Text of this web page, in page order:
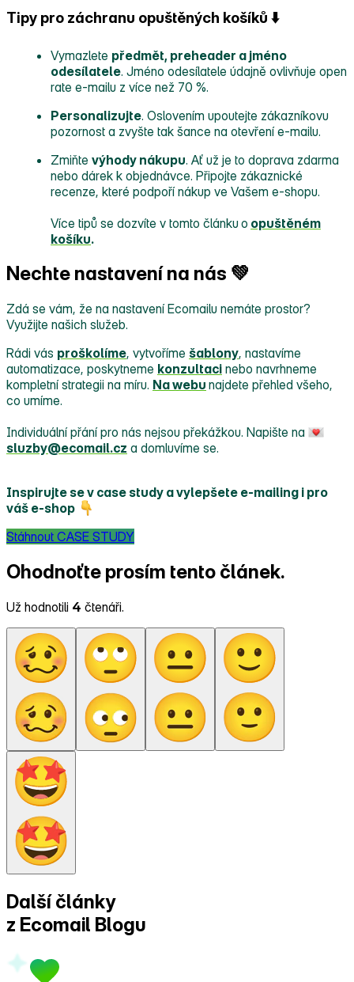
Tipy pro záchranu opuštěných košíků ⬇️
Vymazlete předmět, preheader a jméno
odesílatele. Jméno odesílatele údajně ovlivňuje open
rate e‑mailu z více než 70 %.
Personalizujte. Oslovením upoutejte zákazníkovu
pozornost a zvyšte tak šance na otevření e‑mailu.
Zmiňte výhody nákupu. Ať už je to doprava zdarma
nebo dárek k objednávce. Připojte zákaznické
recenze, které podpoří nákup ve Vašem e‑shopu.
Více tipů se dozvíte v tomto článku o opuštěném
košíku.
Nechte nastavení na nás 💚
Zdá se vám, že na nastavení Ecomailu nemáte prostor?
Využijte našich služeb.
Rádi vás proškolíme, vytvoříme šablony, nastavíme
automatizace, poskytneme konzultaci nebo navrhneme
kompletní strategii na míru. Na webu najdete přehled všeho,
co umíme.
Individuální přání pro nás nejsou překážkou. Napište na
sluzby@ecomail.cz a domluvíme se.
Inspirujte se v case study a vylepšete e‑mailing i pro
váš e‑shop
Stáhnout CASE STUDY
Ohodnoťte prosím tento článek.
Už hodnotili 4 čtenáři.
Další články
z Ecomail Blogu